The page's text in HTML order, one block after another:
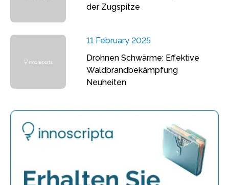
der Zugspitze
11 February 2025
Drohnen Schwärme: Effektive
Waldbrandbekämpfung
Neuheiten